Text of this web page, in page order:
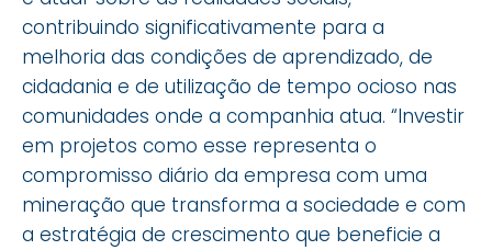
contribuindo significativamente para a
melhoria das condições de aprendizado, de
cidadania e de utilização de tempo ocioso nas
comunidades onde a companhia atua. “Investir
em projetos como esse representa o
compromisso diário da empresa com uma
mineração que transforma a sociedade e com
a estratégia de crescimento que beneficie a